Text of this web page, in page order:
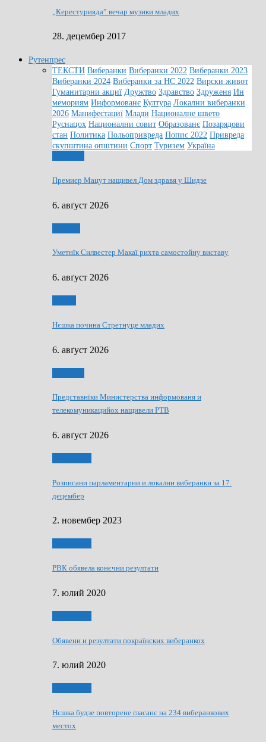
„Керестурияда” вечар музики младих
28. децембер 2017
Рутенпрес
ТЕКСТИ Виберанки Виберанки 2022 Виберанки 2023
Виберанки 2024 Виберанки за НС 2022 Вирски живот
Гуманитарни акциї Дружтво Здравство Здруженя Ин
мемориям Информованє Култура Локални виберанки
2026 Манифестациї Млади Националне швето
Руснацох Национални совит Образованє Позарядови
стан Политика Польопривреда Попис 2022 Привреда
скупштина општини Спорт Туризем Україна
Премиєр Мацут нащивел Дом здравя у Шидзе
6. авґуст 2026
Уметнїк Силвестер Макаї рихта самостойну виставу
6. авґуст 2026
Нєшка почина Стретнуце младих
6. авґуст 2026
Представнїки Министерства информованя и
телекомуникацийох нащивели РТВ
6. авґуст 2026
Розписани парламентарни и локални виберанки за 17.
децембер
2. новембер 2023
РВК обявела конєчни резултати
7. юлий 2020
Обявени и резултати покраїнских виберанкох
7. юлий 2020
Нєшка будзе повторене гласанє на 234 виберанкових
местох